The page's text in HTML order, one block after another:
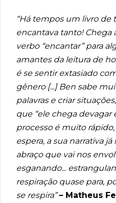
“Há tempos um livro de
encantava tanto! Chega
verbo “encantar” para
amantes da leitura de
é se sentir extasiado
gênero [...] Ben sabe
palavras e criar
que “ele chega devagar
processo é muito
espera, a sua narrativa
abraço que vai nos
esganando...
respiração quase para,
se respira” – Matheus